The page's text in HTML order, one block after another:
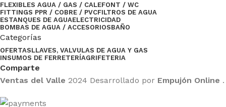
FLEXIBLES AGUA / GAS / CALEFONT / WC
FITTINGS PPR / COBRE / PVCFILTROS DE AGUA
ESTANQUES DE AGUAELECTRICIDAD
BOMBAS DE AGUA / ACCESORIOSBAÑO
Categorías
OFERTASLLAVES, VALVULAS DE AGUA Y GAS
INSUMOS DE FERRETERÍAGRIFETERIA
Comparte
Ventas del Valle 2024 Desarrollado por Empujón Online .